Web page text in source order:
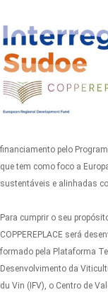
LOGIN
PT
financiamento pelo
que tem como foco a
sustentáveis e alinhadas
Para cumprir o seu
COPPEREPLACE será
formado pela Plataforma
Desenvolvimento da
du Vin (IFV), o Centro de